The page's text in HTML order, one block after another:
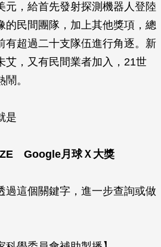
元，給首先發射探測機器人登陸
的民間團隊，加上其他獎項，總
有超過二十支隊伍進行角逐。新
艾，又有民間業者加入，21世
。
是
Google月球Ｘ大獎
過這個關鍵字，進一步查詢或做